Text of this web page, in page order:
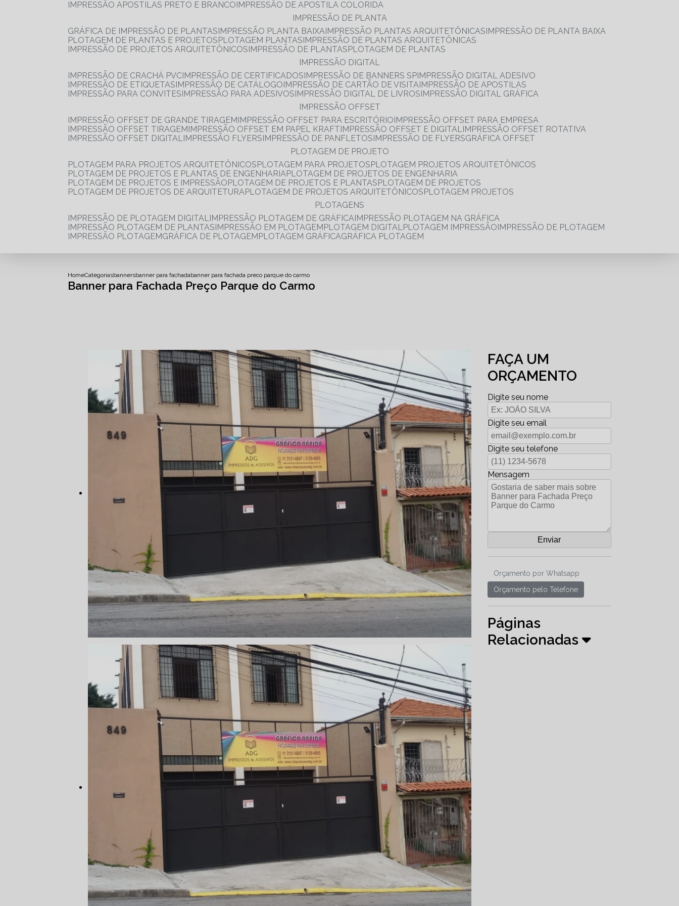
IMPRESSÃO APOSTILAS PRETO E BRANCO IMPRESSÃO DE APOSTILA COLORIDA
IMPRESSÃO DE PLANTA
GRÁFICA DE IMPRESSÃO DE PLANTAS IMPRESSÃO PLANTA BAIXA IMPRESSÃO PLANTAS ARQUITETÔNICAS IMPRESSÃO DE PLANTA BAIXA
PLOTAGEM DE PLANTAS E PROJETOS
PLOTAGEM PLANTAS IMPRESSÃO DE PLANTAS ARQUITETÔNICAS
IMPRESSÃO DE PROJETOS ARQUITETÔNICOS IMPRESSÃO DE PLANTAS
PLOTAGEM DE PLANTAS
IMPRESSÃO DIGITAL
IMPRESSÃO DE CRACHÁ PVC IMPRESSÃO DE CERTIFICADOS IMPRESSÃO DE BANNERS SP IMPRESSÃO DIGITAL ADESIVO
IMPRESSÃO DE ETIQUETAS IMPRESSÃO DE CATÁLOGO IMPRESSÃO DE CARTÃO DE VISITA IMPRESSÃO DE APOSTILAS
IMPRESSÃO PARA CONVITES IMPRESSÃO PARA ADESIVOS IMPRESSÃO DIGITAL DE LIVROS IMPRESSÃO DIGITAL GRÁFICA
IMPRESSÃO OFFSET
IMPRESSÃO OFFSET DE GRANDE TIRAGEM IMPRESSÃO OFFSET PARA ESCRITÓRIO IMPRESSÃO OFFSET PARA EMPRESA
IMPRESSÃO OFFSET TIRAGEM IMPRESSÃO OFFSET EM PAPEL KRAFT IMPRESSÃO OFFSET E DIGITAL IMPRESSÃO OFFSET ROTATIVA
IMPRESSÃO OFFSET DIGITAL IMPRESSÃO FLYERS IMPRESSÃO DE PANFLETOS IMPRESSÃO DE FLYERS
GRÁFICA OFFSET
PLOTAGEM DE PROJETO
PLOTAGEM PARA PROJETOS ARQUITETÔNICOS
PLOTAGEM PARA PROJETOS
PLOTAGEM PROJETOS ARQUITETÔNICOS
PLOTAGEM DE PROJETOS E PLANTAS DE ENGENHARIA
PLOTAGEM DE PROJETOS DE ENGENHARIA
PLOTAGEM DE PROJETOS E IMPRESSÃO
PLOTAGEM DE PROJETOS E PLANTAS
PLOTAGEM DE PROJETOS
PLOTAGEM DE PROJETOS DE ARQUITETURA
PLOTAGEM DE PROJETOS ARQUITETÔNICOS
PLOTAGEM PROJETOS
PLOTAGENS
IMPRESSÃO DE PLOTAGEM DIGITAL IMPRESSÃO PLOTAGEM DE GRÁFICA IMPRESSÃO PLOTAGEM NA GRÁFICA
IMPRESSÃO PLOTAGEM DE PLANTAS IMPRESSÃO EM PLOTAGEM PLOTAGEM DIGITAL PLOTAGEM IMPRESSÃO IMPRESSÃO DE PLOTAGEM
IMPRESSÃO PLOTAGEM
GRÁFICA DE PLOTAGEM PLOTAGEM GRÁFICA GRÁFICA PLOTAGEM
HomeCategoriasbannersbanner para fachadabanner para fachada preco parque do carmo
Banner para Fachada Preço Parque do Carmo
FAÇA UM
ORÇAMENTO
Digite seu nome
Digite seu email
Digite seu telefone
Mensagem
Orçamento por Whatsapp
Orçamento pelo Telefone
Páginas
Relacionadas